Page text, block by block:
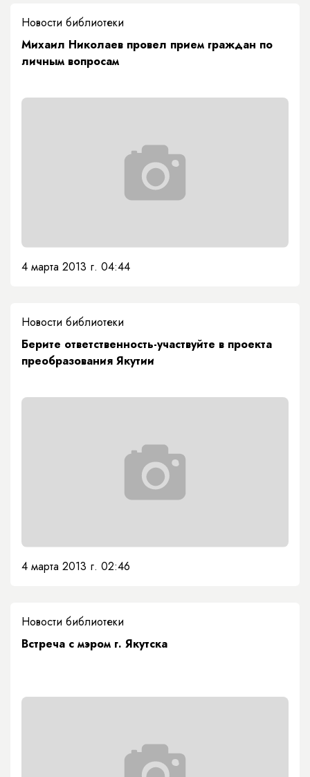
Новости библиотеки
Михаил Николаев провел прием граждан по
личным вопросам
4 марта 2013 г. 04:44
Новости библиотеки
Берите ответственность-участвуйте в проекта
преобразования Якутии
4 марта 2013 г. 02:46
Новости библиотеки
Встреча с мэром г. Якутска